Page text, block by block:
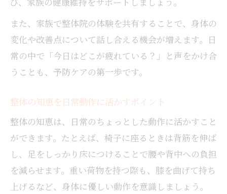
また、家族で整体院の体験を共有することで、身体の
変化や改善点について話し合える機会が増えます。日
常の中で「今日はどこが疲れている？」と声をかけ合
うことも、予防ケアの第一歩です。
整体の知恵を日常動作に活かすポイント
整体の知恵は、日常のちょっとした動作に活かすこと
ができます。たとえば、椅子に座るときは背筋を伸ば
し、足をしっかり床につけることで腰や背中への負担
を減らせます。重い荷物を持つ際も、膝を曲げて持ち
上げるなど、身体に優しい動作を意識しましょう。